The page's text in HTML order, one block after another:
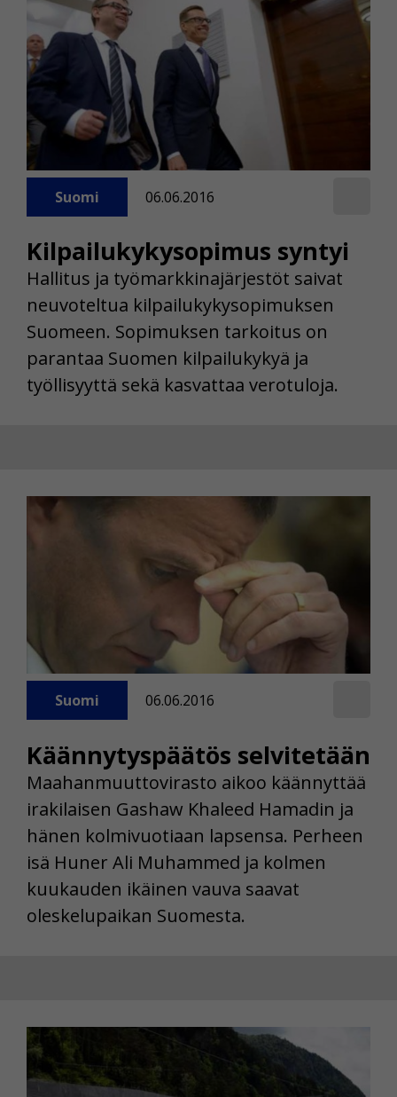
Kilpailukykysopimus syntyi
Suomi 06.06.2016
Hallitus ja työmarkkinajärjestöt saivat
neuvoteltua kilpailukykysopimuksen
Suomeen. Sopimuksen tarkoitus on
parantaa Suomen kilpailukykyä ja
työllisyyttä sekä kasvattaa verotuloja.
Käännytyspäätös selvitetään
Suomi 06.06.2016
Maahanmuuttovirasto aikoo käännyttää
irakilaisen Gashaw Khaleed Hamadin ja
hänen kolmivuotiaan lapsensa. Perheen
isä Huner Ali Muhammed ja kolmen
kuukauden ikäinen vauva saavat
oleskelupaikan Suomesta.